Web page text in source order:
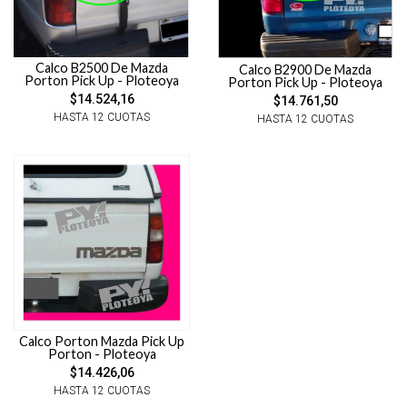
Calco B2500 De Mazda
Porton Pick Up - Ploteoya
$14.524,16
HASTA 12 CUOTAS
Calco B2900 De Mazda
Porton Pick Up - Ploteoya
$14.761,50
HASTA 12 CUOTAS
Calco Porton Mazda Pick Up
Porton - Ploteoya
$14.426,06
HASTA 12 CUOTAS